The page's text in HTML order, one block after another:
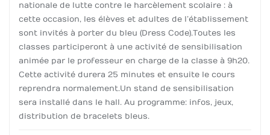
nationale de lutte contre le harcèlement scolaire : à
cette occasion, les élèves et adultes de l’établissement
sont invités à porter du bleu (Dress Code). Toutes les
classes participeront à une activité de sensibilisation
animée par le professeur en charge de la classe à 9h20.
Cette activité durera 25 minutes et ensuite le cours
reprendra normalement. Un stand de sensibilisation
sera installé dans le hall. Au programme: infos, jeux,
distribution de bracelets bleus.